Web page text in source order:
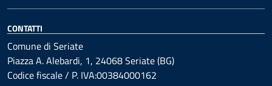
CONTATTI
Comune di Seriate
Piazza A. Alebardi, 1, 24068 Seriate (BG)
Codice fiscale / P. IVA:00384000162